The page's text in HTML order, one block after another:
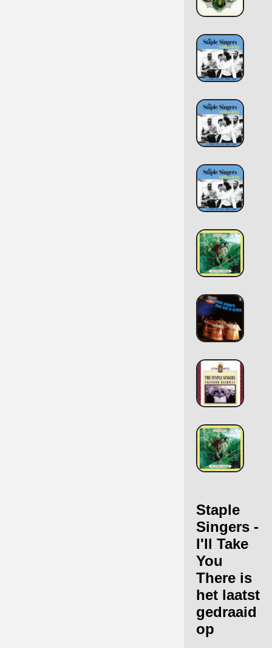
Staple
Singers -
I'll Take
You
There is
het laatst
gedraaid
op